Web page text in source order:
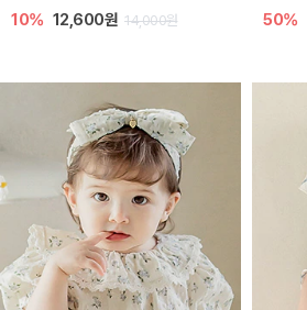
10% 12,600원 14,000원 50%